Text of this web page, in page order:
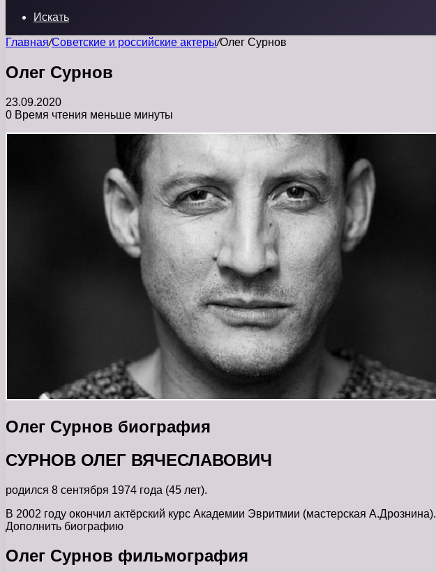
Искать
Главная/Советские и российские актеры/Олег Сурнов
Олег Сурнов
23.09.2020
0 Время чтения меньше минуты
Олег Сурнов биография
СУРНОВ ОЛЕГ ВЯЧЕСЛАВОВИЧ
родился 8 сентября 1974 года (45 лет).
В 2002 году окончил актёрский курс Академии Эвритмии (мастерская А.Дрознина).
Дополнить биографию
Олег Сурнов фильмография